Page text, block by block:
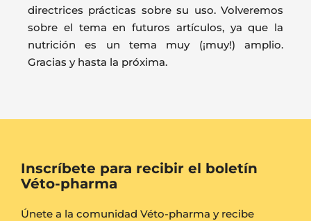
directrices prácticas sobre su uso. Volveremos
sobre el tema en futuros artículos, ya que la
nutrición es un tema muy (¡muy!) amplio.
Gracias y hasta la próxima.
Inscríbete para recibir el boletín
Véto-pharma
Únete a la comunidad Véto-pharma y recibe